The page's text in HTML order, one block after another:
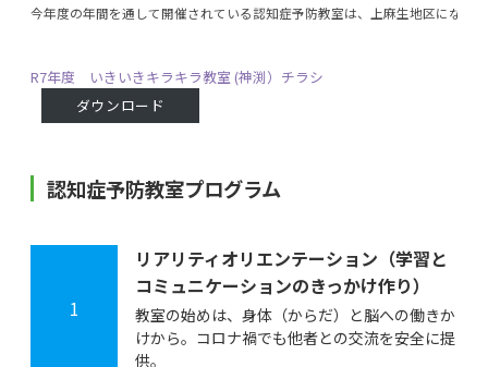
今年度の年間を通して開催されている認知症予防教室は、上麻生地区になり
R7年度 いきいきキラキラ教室 (神渕）チラシ
ダウンロード
認知症予防教室プログラム
1
リアリティオリエンテーション（学習と
コミュニケーションのきっかけ作り）
教室の始めは、身体（からだ）と脳への働きか
けから。コロナ禍でも他者との交流を安全に提
供。